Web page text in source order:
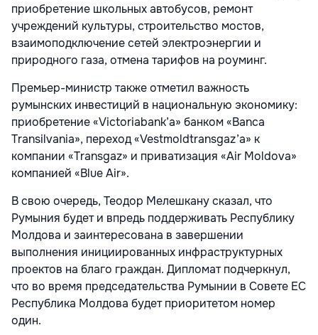
приобретение школьных автобусов, ремонт
учреждений культуры, строительство мостов,
взаимоподключение сетей электроэнергии и
природного газа, отмена тарифов на роуминг.
Премьер-министр также отметил важность
румынских инвестиций в национальную экономику:
приобретение «Victoriabank’a» банком «Banca
Transilvania», переход «Vestmoldtransgaz’a» к
компании «Transgaz» и приватизация «Air Moldova»
компанией «Blue Air».
В свою очередь, Теодор Мелешкану сказал, что
Румыния будет и впредь поддерживать Республику
Молдова и заинтересована в завершении
выполнения инициированных инфраструктурных
проектов на благо граждан. Дипломат подчеркнул,
что во время председательства Румынии в Совете ЕС
Республика Молдова будет приоритетом номер
один.